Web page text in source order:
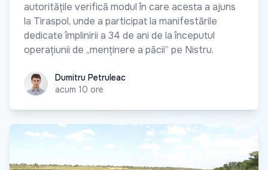
autoritățile verifică modul în care acesta a ajuns
la Tiraspol, unde a participat la manifestările
dedicate împlinirii a 34 de ani de la începutul
operațiunii de „menținere a păcii” pe Nistru.
Dumitru Petruleac
Dumitru Petruleac
acum 10 ore